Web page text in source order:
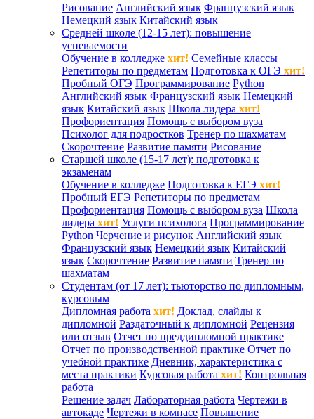
Рисование Английский язык Французский язык
Немецкий язык Китайский язык
Средней школе (12-15 лет): повышение
успеваемости
Обучение в колледже хит! Семейные классы
Репетиторы по предметам Подготовка к ОГЭ хит!
Пробный ОГЭ Программирование Python
Английский язык Французский язык Немецкий
язык Китайский язык Школа лидера хит!
Профориентация Помощь с выбором вуза
Психолог для подростков Тренер по шахматам
Скорочтение Развитие памяти Рисование
Старшей школе (15-17 лет): подготовка к
экзаменам
Обучение в колледже Подготовка к ЕГЭ хит!
Пробный ЕГЭ Репетиторы по предметам
Профориентация Помощь с выбором вуза Школа
лидера хит! Услуги психолога Программирование
Python Черчение и рисунок Английский язык
Французский язык Немецкий язык Китайский
язык Скорочтение Развитие памяти Тренер по
шахматам
Студентам (от 17 лет): тьюторство по дипломным,
курсовым
Дипломная работа хит! Доклад, слайды к
дипломной Раздаточный к дипломной Рецензия
или отзыв Отчет по преддипломной практике
Отчет по производственной практике Отчет по
учебной практике Дневник, характеристика с
места практики Курсовая работа хит! Контрольная
работа
Решение задач Лабораторная работа Чертежи в
автокаде Чертежи в компасе Повышение